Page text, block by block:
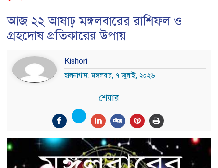
আজ ২২ আষাঢ় মঙ্গলবারের রাশিফল ও
গ্রহদোষ প্রতিকারের উপায়
Kishori
হালনাগাদ: মঙ্গলবার, ৭ জুলাই, ২০২৬
শেয়ার